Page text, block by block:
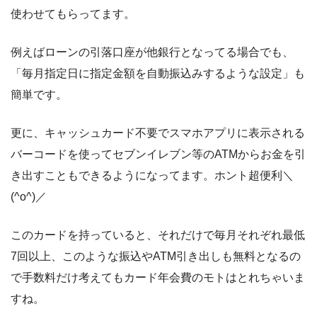
使わせてもらってます。
例えばローンの引落口座が他銀行となってる場合でも、
「毎月指定日に指定金額を自動振込みするような設定」も
簡単です。
更に、キャッシュカード不要でスマホアプリに表示される
バーコードを使ってセブンイレブン等のATMからお金を引
き出すこともできるようになってます。ホント超便利＼
(^o^)／
このカードを持っていると、それだけで毎月それぞれ最低
7回以上、このような振込やATM引き出しも無料となるの
で手数料だけ考えてもカード年会費のモトはとれちゃいま
すね。